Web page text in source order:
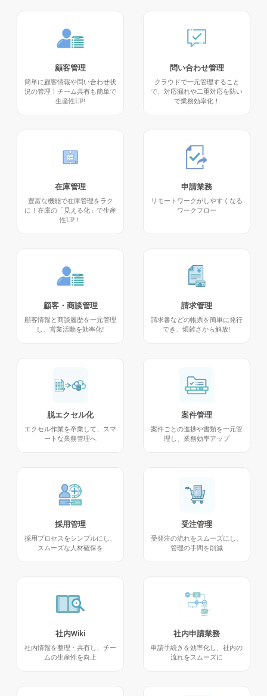
顧客管理
簡単に顧客情報や問い合わせ状
況の管理！チーム共有も簡単で
生産性UP!
問い合わせ管理
クラウドで一元管理すること
で、対応漏れや二重対応を防い
で業務効率化！
在庫管理
豊富な機能で在庫管理をラク
に！在庫の「見える化」で生産
性UP！
申請業務
リモートワークがしやすくなる
ワークフロー
顧客・商談管理
顧客情報と商談履歴を一元管理
し、営業活動を効率化!
請求管理
請求書などの帳票を簡単に発行
でき、煩雑さから解放!
脱エクセル化
エクセル作業を卒業して、スマ
ートな業務管理へ
案件管理
案件ごとの進捗や書類を一元管
理し、業務効率アップ
採用管理
採用プロセスをシンプルにし、
スムーズな人材確保を
受注管理
受発注の流れをスムーズにし、
管理の手間を削減
社内Wiki
社内情報を整理・共有し、チー
ムの生産性を向上
社内申請業務
申請手続きを効率化し、社内の
流れをスムーズに